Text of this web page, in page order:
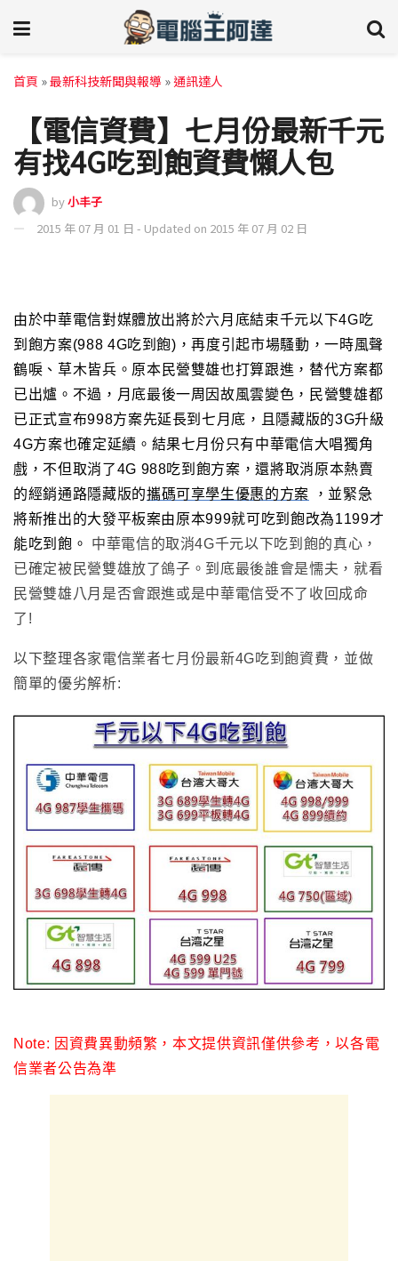
首頁 »最新科技新聞與報導 »通訊達人
【電信資費】七月份最新千元
有找4G吃到飽資費懶人包
by小丰子
2015 年 07 月 01 日 - Updated on 2015 年 07 月 02 日
由於中華電信對媒體放出將於六月底結束千元以下4G吃
到飽方案(988 4G吃到飽) ，再度引起市場騷動 ，一時風聲
鶴唳 、草木皆兵 。原本民營雙雄也打算跟進 ，替代方案都
已出爐 。 不過 ，月底最後一周因故風雲變色 ，民營雙雄都
已正式宣布998方案先延長到七月底，且隱藏版的3G升級
4G方案也確定延續 。結果七月份只有中華電信大唱獨角
戲，不但取消了4G 988吃到飽方案，還將取消原本熱賣
的經銷通路隱藏版的攜碼可享學生優惠的方案 ，並緊急
將新推出的大發平板案由原本999就可吃到飽改為1199才
能吃到飽。
中華電信的取消4G千元以下吃到飽的真心 ，
已確定被民營雙雄放了鴿子 。到底最後誰會是懦夫，就看
民營雙雄八月是否會跟進或是中華電信受不了收回成命
了!
以下整理各家電信業者七月份最新4G吃到飽資費 ， 並做
簡單的優劣解析:
Note: 因資費異動頻繁 ，本文提供資訊僅供參考 ，以各電
信業者公告為準